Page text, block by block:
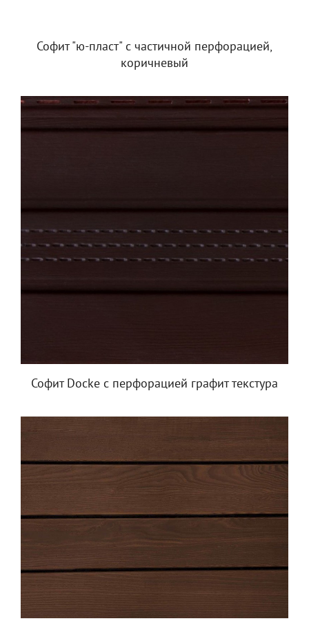
Софит "ю-пласт" с частичной перфорацией,
коричневый
Софит Docke с перфорацией графит текстура